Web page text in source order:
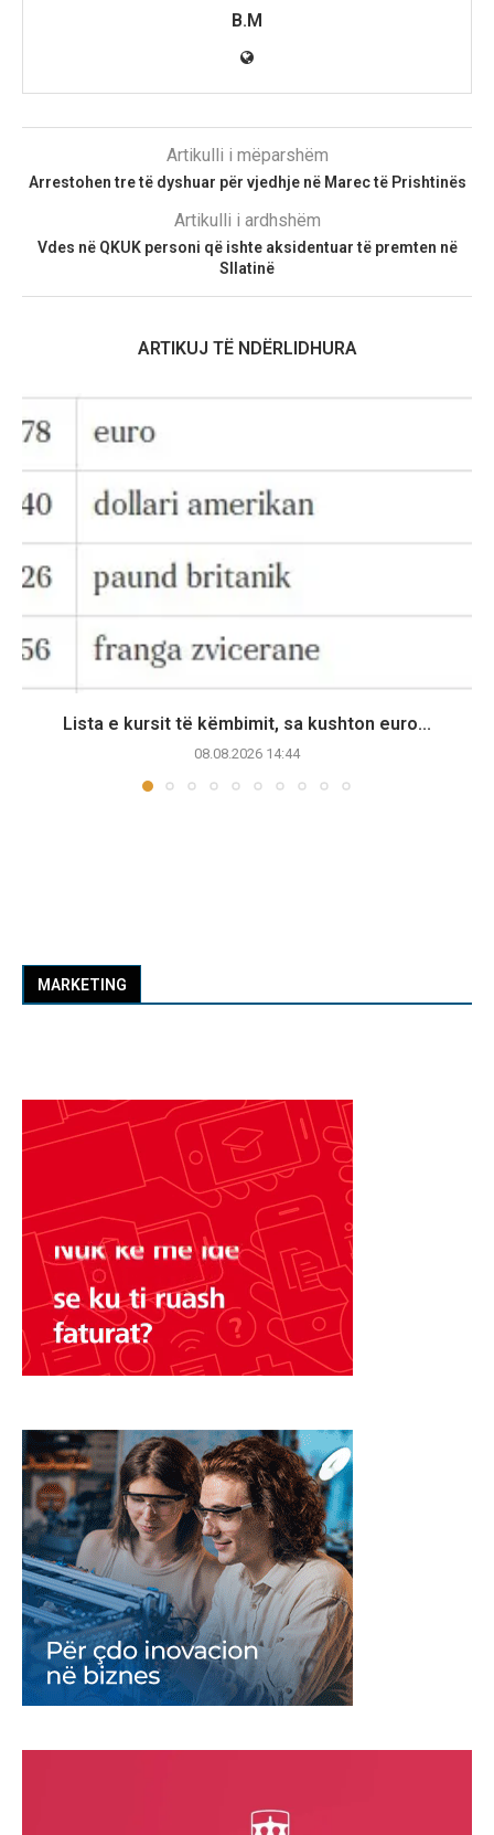
B.M
Artikulli i mëparshëm
Arrestohen tre të dyshuar për vjedhje në Marec të Prishtinës
Artikulli i ardhshëm
Vdes në QKUK personi që ishte aksidentuar të premten në
Sllatinë
ARTIKUJ TË NDËRLIDHURA
Lista e kursit të këmbimit, sa kushton euro...
08.08.2026 14:44
MARKETING